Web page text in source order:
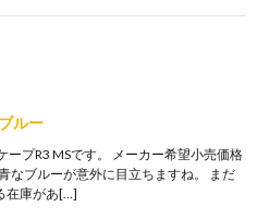
ルー
ープR3 MSです。 メーカー希望小売価格
なブルーが意外に目立ちますね。 まだ
在庫があ[…]